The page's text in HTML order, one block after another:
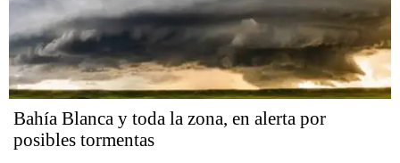
Bahía Blanca y toda la zona, en alerta por
posibles tormentas